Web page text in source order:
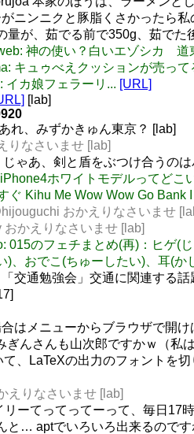
ニンニクと豚脂くさかったら
量が、茹でる前で350g、茹でた
神の使い？白いエゾシカ
キュゥべえクッションが売っ
イカ娘フェラーリ... [URL]
[lab]
れ、みずかきゅん東京？ [lab]
りなさいませ [lab]
ゃあ、剣と盾をぶつけ合うのは
ホワイトモデルってどこ
ぐ Kihu Me Wow Wow Go Bank
おかえりなさいませ
おかえりなさいませ [lab]
015のフェチまとめ(再)：ヒゲ(
、おでこ(ちゅーしたい)、耳(か
「交通勉強会」交通に関連する
はメニューからブラウザで開
ぎんさんも山次郎ですかｗ（私
て、LaTeXの出力のフォントを
えりなさいませ [lab]
リーてってってーって、毎日17
と… aptでいろいろ出来るのです